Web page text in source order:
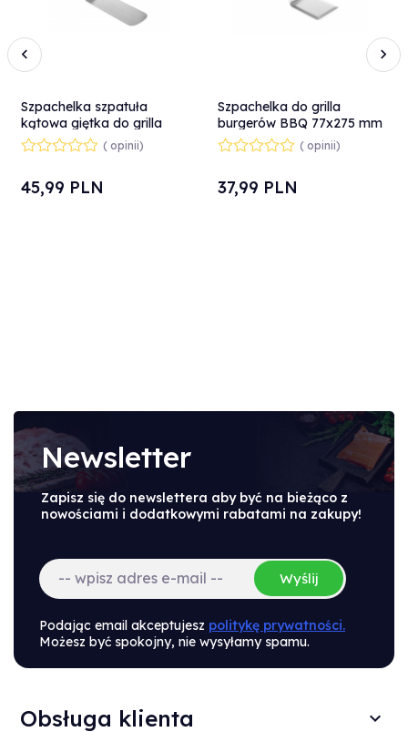
Szpachelka szpatuła
kątowa giętka do grilla
380x73 mm - Hendi
855737
( opinii)
45,99 PLN
Szpachelka do grilla
burgerów BBQ 77x275 mm
- Hendi 855676( opinii)
37,99 PLN
Newsletter
Zapisz się do newslettera aby być na bieżąco z
nowościami i dodatkowymi rabatami na zakupy!
Wyślij
Podając email akceptujesz politykę prywatności.
Możesz być spokojny, nie wysyłamy spamu.
Obsługa klienta